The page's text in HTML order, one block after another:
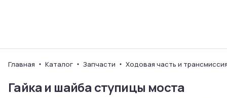
Главная Каталог Запчасти Ходовая часть и
Гайка и шайба ступицы моста